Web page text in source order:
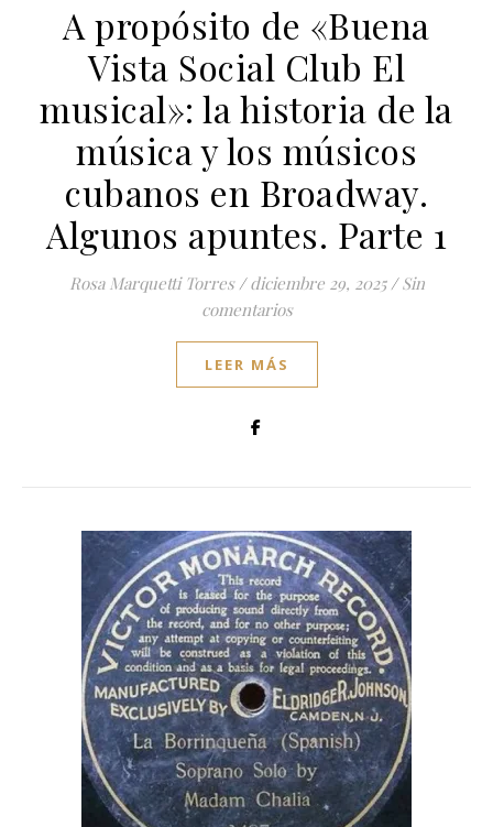
A propósito de «Buena
Vista Social Club El
musical»: la historia de la
música y los músicos
cubanos en Broadway.
Algunos apuntes. Parte 1
Rosa Marquetti Torres / diciembre 29, 2025 / Sin
comentarios
LEER MÁS